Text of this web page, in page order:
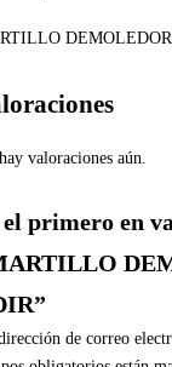
valoraciones aún.
el primero en
de correo